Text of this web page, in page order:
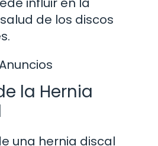
de los discos
la Hernia
una hernia discal